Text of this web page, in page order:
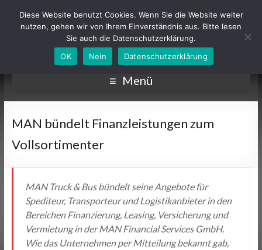
Menü
MAN bündelt Finanzleistungen zum
Vollsortimenter
MAN Truck & Bus bündelt seine Angebote für
Spediteur, Transporteur und Logistikanbieter in den
Bereichen Finanzierung, Leasing, Versicherung und
Vermietung in der MAN Financial Services GmbH.
Wie das Unternehmen per Mitteilung bekannt gab,
Diese Website benutzt Cookies. Wenn Sie die Website weiter
nutzen, gehen wir von Ihrem Einverständnis aus. Bitte lesen
Sie auch die Datenschutzerklärung.
OK
Nein Datenschutzerklärung